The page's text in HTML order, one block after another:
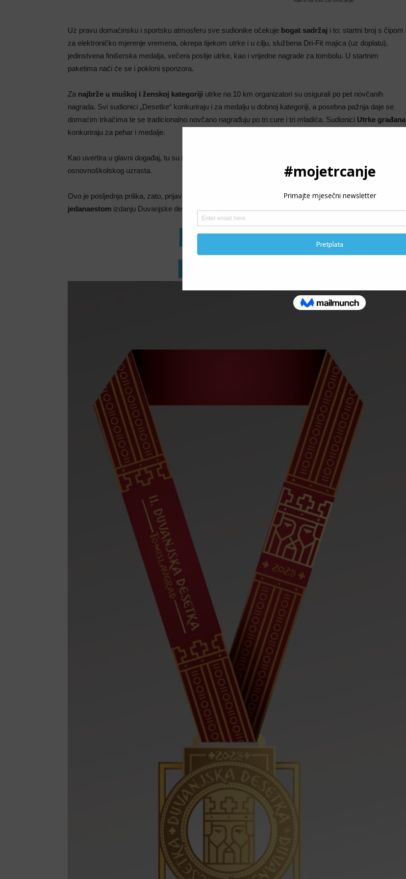
Uz pravu domaćinsku i sportsku atmosferu sve sudionike očekuje bogat sadržaj i to: startni broj s čipom
za elektroničko mjerenje vremena, okrepa tijekom utrke i u cilju, službena Dri-Fit majica (uz doplatu),
jedinstvena finišerska medalja, večera poslije utrke, kao i vrijedne nagrade za tombolu. U startnim
paketima naći će se i pokloni sponzora.
Za najbrže u muškoj i ženskoj kategoriji utrke na 10 km organizatori su osigurali po pet novčanih
nagrada. Svi sudionici „Desetke“ konkuriraju i za medalju u dobnoj kategoriji, a posebna pažnja daje se
domaćim trkačima te se tradicionalno novčano nagrađuju po tri cure i tri mladića. Sudionici Utrke građana
konkuriraju za pehar i medalje.
Kao uvertira u glavni događaj, tu su i
osnovnoškolskog uzrasta.
Ovo je posljednja prilika, zato, prijavi se na jednu od utrka, ugrabi startni paket i budi među 300 izabranih na
jedanaestom izdanju Duvanjske desetke!
PRIJAVE ZA UTRKU NA 10 KM